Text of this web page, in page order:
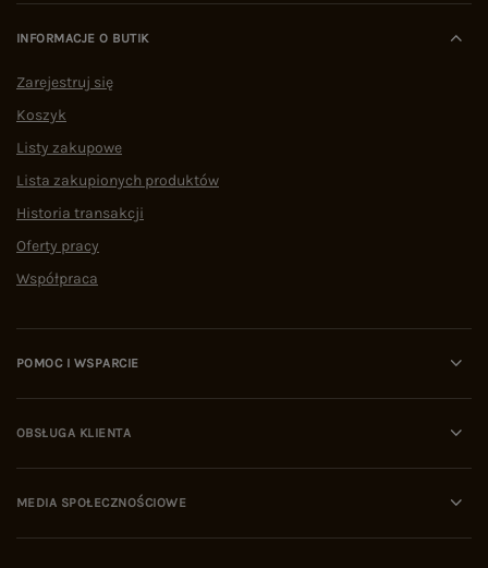
INFORMACJE O BUTIK
Zarejestruj się
Koszyk
Listy zakupowe
Lista zakupionych produktów
Historia transakcji
Oferty pracy
Współpraca
POMOC I WSPARCIE
OBSŁUGA KLIENTA
MEDIA SPOŁECZNOŚCIOWE